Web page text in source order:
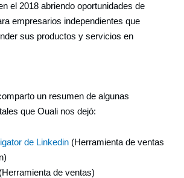
el 2018 abriendo oportunidades de
empresarios independientes que
sus productos y servicios en
un resumen de algunas
que Ouali nos dejó:
de Linkedin (Herramienta de ventas
(Herramienta de ventas)